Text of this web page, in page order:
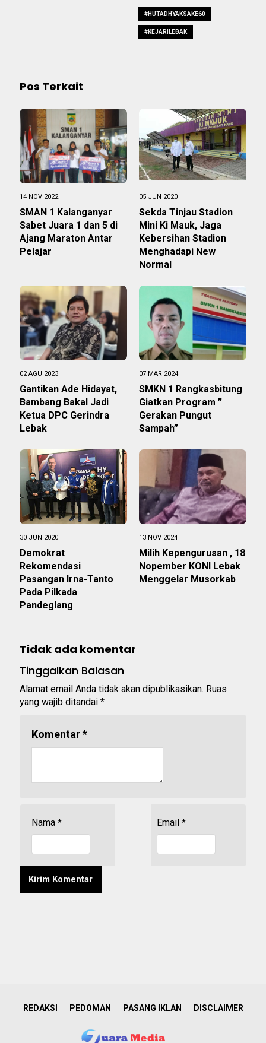
#HUTADHYAKSAKE60
#KEJARILEBAK
Pos Terkait
14 NOV 2022
SMAN 1 Kalanganyar
Sabet Juara 1 dan 5 di
Ajang Maraton Antar
Pelajar
05 JUN 2020
Sekda Tinjau Stadion
Mini Ki Mauk, Jaga
Kebersihan Stadion
Menghadapi New
Normal
02 AGU 2023
Gantikan Ade Hidayat,
Bambang Bakal Jadi
Ketua DPC Gerindra
Lebak
07 MAR 2024
SMKN 1 Rangkasbitung
Giatkan Program ”
Gerakan Pungut
Sampah”
30 JUN 2020
Demokrat
Rekomendasi
Pasangan Irna-Tanto
Pada Pilkada
Pandeglang
13 NOV 2024
Milih Kepengurusan , 18
Nopember KONI Lebak
Menggelar Musorkab
Tidak ada komentar
Tinggalkan Balasan
Alamat email Anda tidak akan dipublikasikan. Ruas
yang wajib ditandai *
Komentar*
Nama * Email *
REDAKSI PEDOMAN PASANG IKLAN DISCLAIMER